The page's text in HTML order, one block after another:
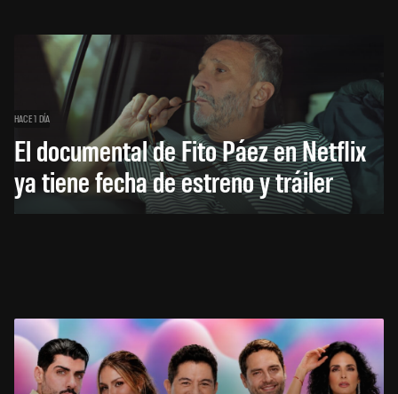
HACE 1 DÍA
El documental de Fito Páez en Netflix
ya tiene fecha de estreno y tráiler